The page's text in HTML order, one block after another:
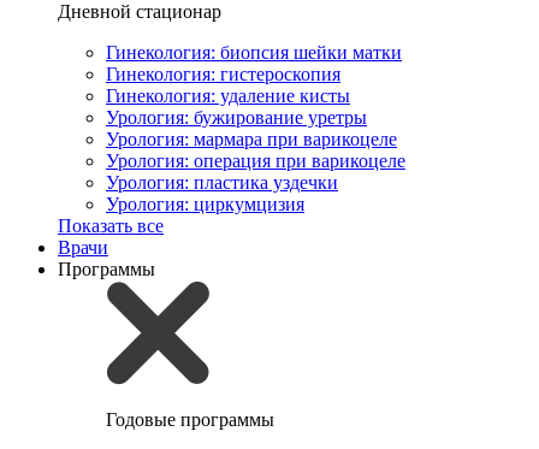
Дневной стационар
Гинекология: биопсия шейки матки
Гинекология: гистероскопия
Гинекология: удаление кисты
Урология: бужирование уретры
Урология: мармара при варикоцеле
Урология: операция при варикоцеле
Урология: пластика уздечки
Урология: циркумцизия
Показать все
Врачи
Программы
Годовые программы